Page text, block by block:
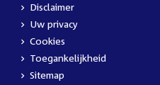
Disclaimer
Uw privacy
Cookies
Toegankelijkheid
Sitemap